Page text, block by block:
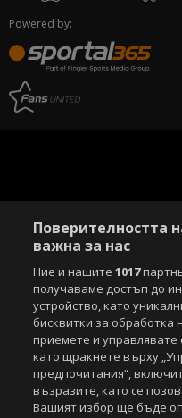
Powered by:
Поверителността
важна за нас
Ние и нашите1017
получаваме достъп до
устройство, като
бисквитки за
приемете и управлявате
като щракнете върху
предпочитания“,
възразите, като се
Вашият избор ще бъде